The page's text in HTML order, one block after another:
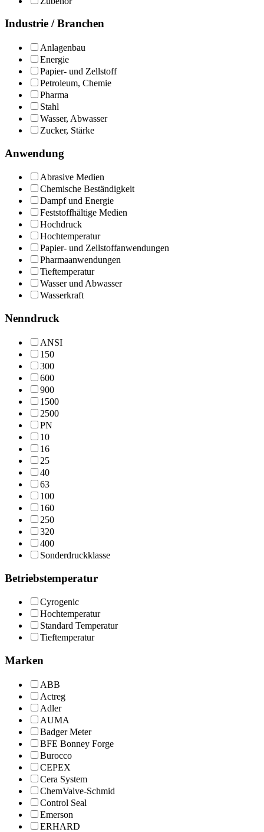
Industrie / Branchen
Anlagenbau
Energie
Papier- und Zellstoff
Petroleum, Chemie
Pharma
Stahl
Wasser, Abwasser
Zucker, Stärke
Anwendung
Abrasive Medien
Chemische Beständigkeit
Dampf und Energie
Feststoffhältige Medien
Hochdruck
Hochtemperatur
Papier- und Zellstoffanwendungen
Pharmaanwendungen
Tieftemperatur
Wasser und Abwasser
Wasserkraft
Nenndruck
ANSI
150
300
600
900
1500
2500
PN
10
16
25
40
63
100
160
250
320
400
Sonderdruckklasse
Betriebstemperatur
Cyrogenic
Hochtemperatur
Standard Temperatur
Tieftemperatur
Marken
ABB
Actreg
Adler
AUMA
Badger Meter
BFE Bonney Forge
Burocco
CEPEX
Cera System
ChemValve-Schmid
Control Seal
Emerson
ERHARD